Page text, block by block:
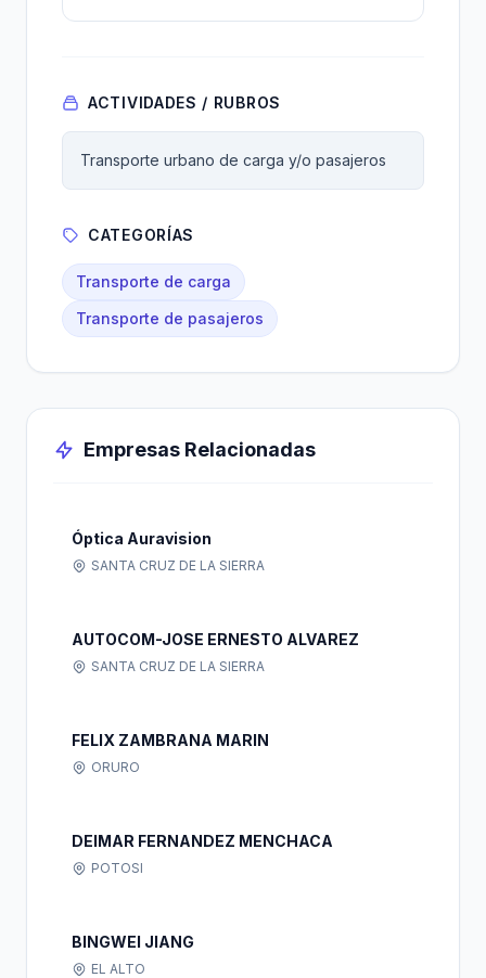
ACTIVIDADES / RUBROS
Transporte urbano de carga y/o pasajeros
CATEGORÍAS
Transporte de carga
Transporte de pasajeros
Empresas Relacionadas
Óptica Auravision
SANTA CRUZ DE LA SIERRA
AUTOCOM-JOSE ERNESTO ALVAREZ
SANTA CRUZ DE LA SIERRA
FELIX ZAMBRANA MARIN
ORURO
DEIMAR FERNANDEZ MENCHACA
POTOSI
BINGWEI JIANG
EL ALTO